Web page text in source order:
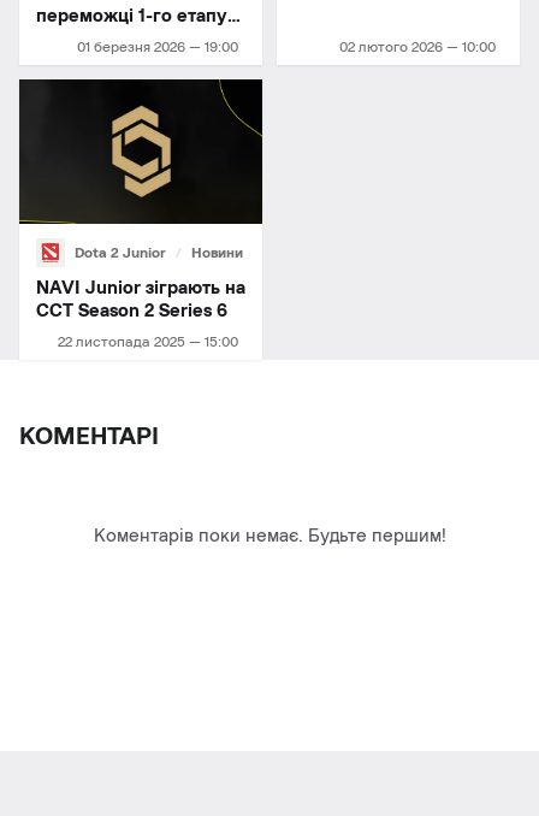
01 березня 2026 — 19:00
переможці 1-го етапу
UESF Ukrainian
Championship 2026!
02 лютого 2026 — 10:00
Dota 2 Junior Новини
22 листопада 2025 — 15:00
NAVI Junior зіграють на
CCT Season 2 Series 6
КОМЕНТАРІ
Коментарів поки немає. Будьте першим!